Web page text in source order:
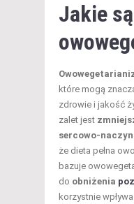
Jakie
które mogą
zdrowie i jakość
zalet jest
sercowo-
że dieta pełna
bazuje
do obniżenia
korzystnie